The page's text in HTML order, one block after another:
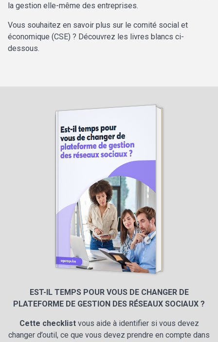
la gestion elle-même des entreprises.
Vous souhaitez en savoir plus sur le comité social et
économique (CSE) ? Découvrez les livres blancs ci-
dessous.
EST-IL TEMPS POUR VOUS DE CHANGER DE
PLATEFORME DE GESTION DES RÉSEAUX SOCIAUX ?
Cette checklistvous aide à identifier si vous devez
changer d’outil, ce que vous devez prendre en compte dans